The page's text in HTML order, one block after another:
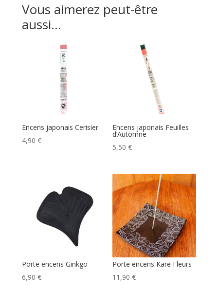
Vous aimerez peut-être
aussi…
Encens japonais Cerisier
4,90 €
Encens japonais Feuilles
d’Automne
5,50€
Porte encens Ginkgo
6,90 €
Porte encens Kare Fleurs
11,90€